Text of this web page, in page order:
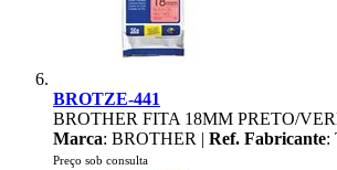
BROTZE-441
BROTHER FITA 18MM PRETO/
Marca: BROTHER | Ref. Fabricante:
Preço sob consulta